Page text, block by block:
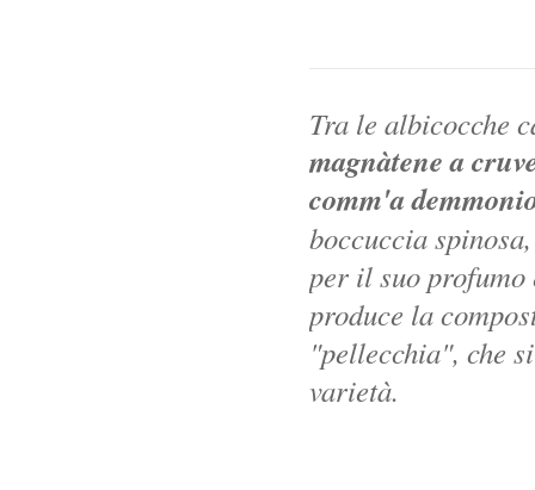
Tra le albicocche
magnàtene a
comm'a
boccuccia
per il suo
produce la
"pellecchia", che
varietà.